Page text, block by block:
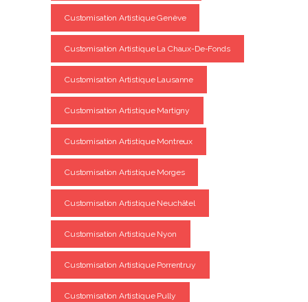
Customisation Artistique Genève
Customisation Artistique La Chaux-De-Fonds
Customisation Artistique Lausanne
Customisation Artistique Martigny
Customisation Artistique Montreux
Customisation Artistique Morges
Customisation Artistique Neuchâtel
Customisation Artistique Nyon
Customisation Artistique Porrentruy
Customisation Artistique Pully